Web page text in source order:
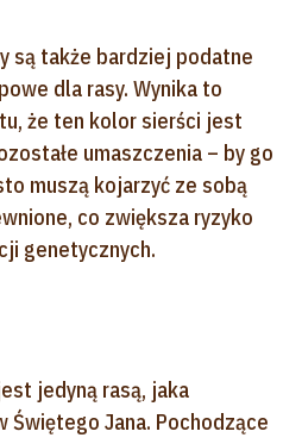
są także bardziej podatne
dla rasy. Wynika to
że ten kolor sierści jest
umaszczenia – by go
muszą kojarzyć ze sobą
co zwiększa ryzyko
genetycznych.
jedyną rasą, jaka
Świętego Jana. Pochodzące